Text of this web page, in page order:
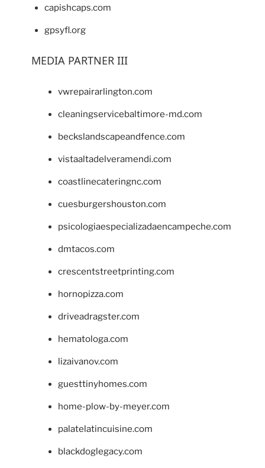
capishcaps.com
gpsyfl.org
MEDIA PARTNER III
vwrepairarlington.com
cleaningservicebaltimore-md.com
beckslandscapeandfence.com
vistaaltadelveramendi.com
coastlinecateringnc.com
cuesburgershouston.com
psicologiaespecializadaencampeche.com
dmtacos.com
crescentstreetprinting.com
hornopizza.com
driveadragster.com
hematologa.com
lizaivanov.com
guesttinyhomes.com
home-plow-by-meyer.com
palatelatincuisine.com
blackdoglegacy.com